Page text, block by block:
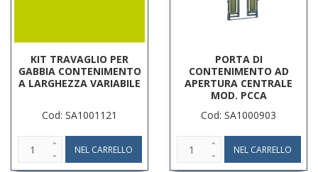
KIT TRAVAGLIO PER
GABBIA CONTENIMENTO
A LARGHEZZA VARIABILE
Cod: SA1001121
PORTA DI
CONTENIMENTO AD
APERTURA CENTRALE
MOD. PCCA
Cod: SA1000903